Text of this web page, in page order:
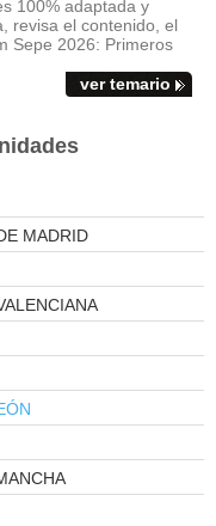
100% adaptada y
revisa el contenido, el
Sepe 2026: Primeros
ver temario
MADRID